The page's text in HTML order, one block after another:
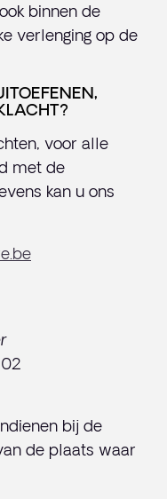
binnen de
verlenging op de
voor alle
met de
kan u ons
bij de
de plaats waar